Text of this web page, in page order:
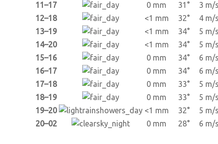
11–17
0 mm 31°
3 m/s
12–18
<1 mm 32°
4 m/s
13–19
<1 mm 34°
5 m/s
14–20
<1 mm 34°
5 m/s
15–16
0 mm 34°
6 m/s
16–17
0 mm 34°
6 m/s
17–18
0 mm 33°
5 m/s
18–19
0 mm 33°
5 m/s
19–20
<1 mm 32°
5 m/s
20–02
0 mm 28° 6 m/s